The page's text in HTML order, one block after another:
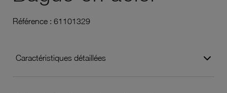
Référence : 61101329
Caractéristiques détaillées